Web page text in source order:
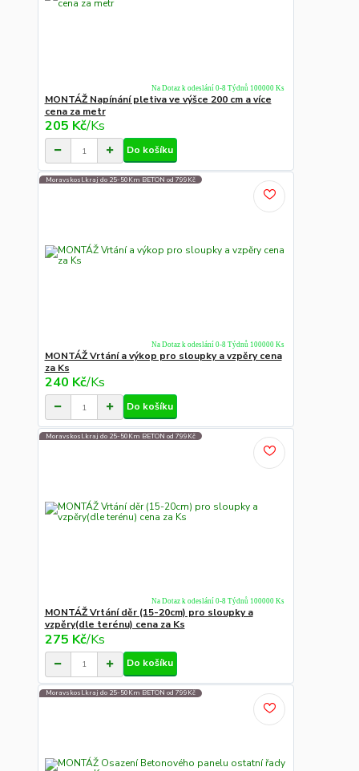
MONTÁŽ Napínání pletiva ve výšce 200 cm a více
cena za metr
205 Kč/Ks
Na Dotaz k odeslání 0-8 Týdnů 100000 Ks
Do košíku
Moravskosl.kraj do 25-50Km BETON od 799Kč
MONTÁŽ Vrtání a výkop pro sloupky a vzpěry cena
za Ks
240 Kč/Ks
Na Dotaz k odeslání 0-8 Týdnů 100000 Ks
Do košíku
Moravskosl.kraj do 25-50Km BETON od 799Kč
MONTÁŽ Vrtání děr (15-20cm) pro sloupky a
vzpěry(dle terénu) cena za Ks
275 Kč/Ks
Na Dotaz k odeslání 0-8 Týdnů 100000 Ks
Do košíku
Moravskosl.kraj do 25-50Km BETON od 799Kč